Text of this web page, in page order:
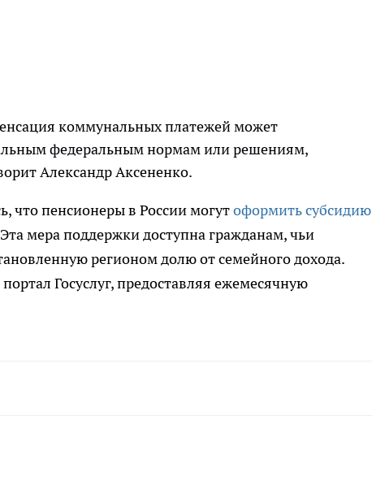
коммунальных платежей может
федеральным нормам или решениям,
Александр Аксененко.
что пенсионеры в России могутоформить субсидию
мера поддержки доступна гражданам, чьи
регионом долю от семейного дохода.
Госуслуг, предоставляя ежемесячную